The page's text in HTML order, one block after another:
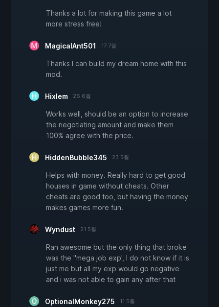
Thanks a lot for making this game a lot
more stress free!
MagicalAnt501 17 7월
Thanks I can build my dream home with this
mod.
Hixlem 26 6월
Works well, should be an option to increase
the negotiating amount and make them
100% agree with the price.
HiddenBubble345 23 5월
Helps with money. Really hard to get good
houses in game without cheats. Other
cheats are good too, but having the money
makes games more fun.
Wyndust 21 5월
Ran awesome but the only thing that broke
was the "mega job exp', I do not know if it is
just me but all my exp would go negative
and i was not able to gain any after that
OptionalMonkey275 11 5월